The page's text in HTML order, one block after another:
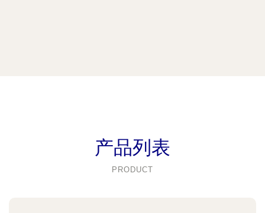
产品列表
PRODUCT